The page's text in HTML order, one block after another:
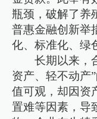
瓶颈，破解了养
普惠金融创新举
化、标准化、绿
长期以来，
资产、轻不动产
值可观，却因资
置难等因素，导